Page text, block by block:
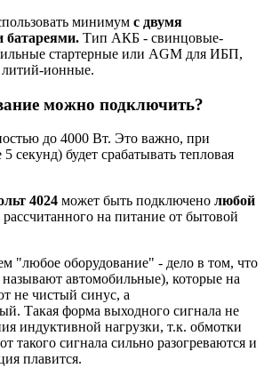
минимум с двумя
Тип АКБ - свинцовые-
стартерные или AGM для ИБП,
ионные.
можно подключить?
до 4000 Вт. Это важно, при
секунд) будет срабатывать тепловая
4024 может быть подключено любой
рассчитанного на питание от бытовой
"любое оборудование" - дело в том, что
автомобильные), которые на
не чистый синус, а
Такая форма выходного сигнала не
индуктивной нагрузки, т.к. обмотки
такого сигнала сильно разогреваются и
плавится.